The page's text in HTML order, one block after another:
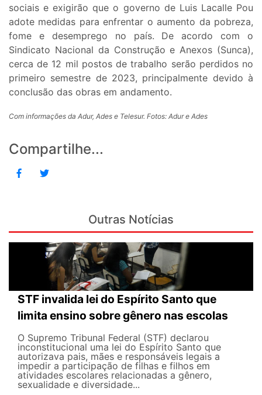
sociais e exigirão que o governo de Luis Lacalle Pou
adote medidas para enfrentar o aumento da pobreza,
fome e desemprego no país. De acordo com o
Sindicato Nacional da Construção e Anexos (Sunca),
cerca de 12 mil postos de trabalho serão perdidos no
primeiro semestre de 2023, principalmente devido à
conclusão das obras em andamento.
Com informações da Adur, Ades e Telesur. Fotos: Adur e Ades
Compartilhe...
Outras Notícias
STF invalida lei do Espírito Santo que
limita ensino sobre gênero nas escolas
O Supremo Tribunal Federal (STF) declarou
inconstitucional uma lei do Espírito Santo que
autorizava pais, mães e responsáveis legais ​​a
impedir a participação de filhas e filhos em
atividades escolares relacionadas a gênero,
sexualidade e diversidade...